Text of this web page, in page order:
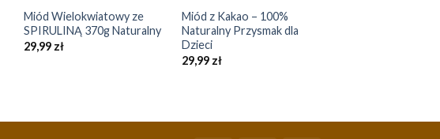
Miód Wielokwiatowy ze
SPIRULINĄ 370g Naturalny
29,99 zł
Miód z Kakao – 100%
Naturalny Przysmak dla
Dzieci
29,99 zł